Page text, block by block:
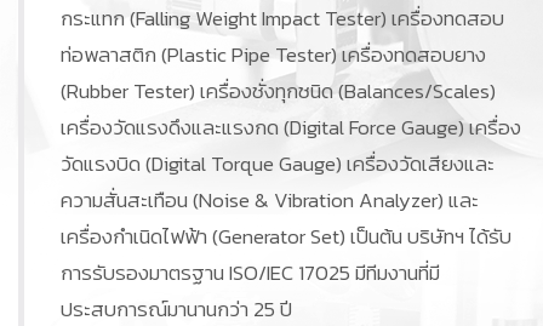
กระแทก (Falling Weight Impact Tester) เครื่องทดสอบ
ท่อพลาสติก (Plastic Pipe Tester) เครื่องทดสอบยาง
(Rubber Tester) เครื่องชั่งทุกชนิด (Balances/Scales)
เครื่องวัดแรงดึงและแรงกด (Digital Force Gauge) เครื่อง
วัดแรงบิด (Digital Torque Gauge) เครื่องวัดเสียงและ
ความสั่นสะเทือน (Noise & Vibration Analyzer) และ
เครื่องกำเนิดไฟฟ้า (Generator Set) เป็นต้น บริษัทฯ ได้รับ
การรับรองมาตรฐาน ISO/IEC 17025 มีทีมงานที่มี
ประสบการณ์มานานกว่า 25 ปี